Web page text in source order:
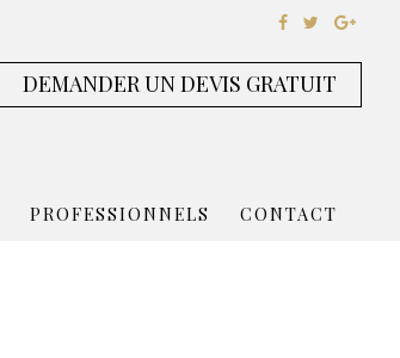
DEMANDER UN DEVIS GRATUIT
PROFESSIONNELS CONTACT